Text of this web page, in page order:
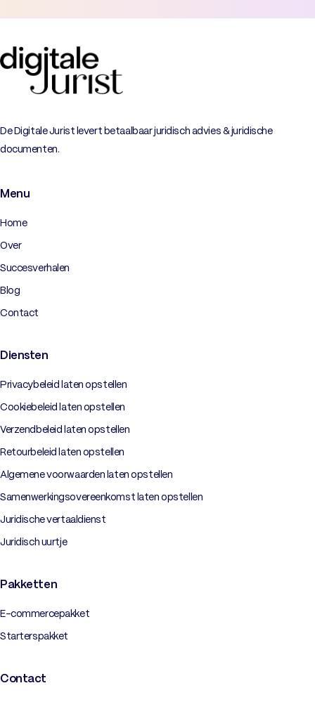
De Digitale Jurist levert betaalbaar juridisch advies & juridische
documenten.
Menu
Home
Over
Succesverhalen
Blog
Contact
Diensten
Privacybeleid laten opstellen
Cookiebeleid laten opstellen
Verzendbeleid laten opstellen
Retourbeleid laten opstellen
Algemene voorwaarden laten opstellen
Samenwerkingsovereenkomst laten opstellen
Juridische vertaaldienst
Juridisch uurtje
Pakketten
E-commercepakket
Starterspakket
Contact